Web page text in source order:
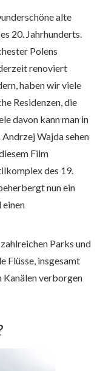
alte
20. Jahrhunderts.
Polens
renoviert
haben wir viele
Residenzen, die
davon kann man in
Andrzej Wajda sehen
Film
des 19.
nun ein
einen
Parks und
Flüsse, insgesamt
Kanälen verborgen